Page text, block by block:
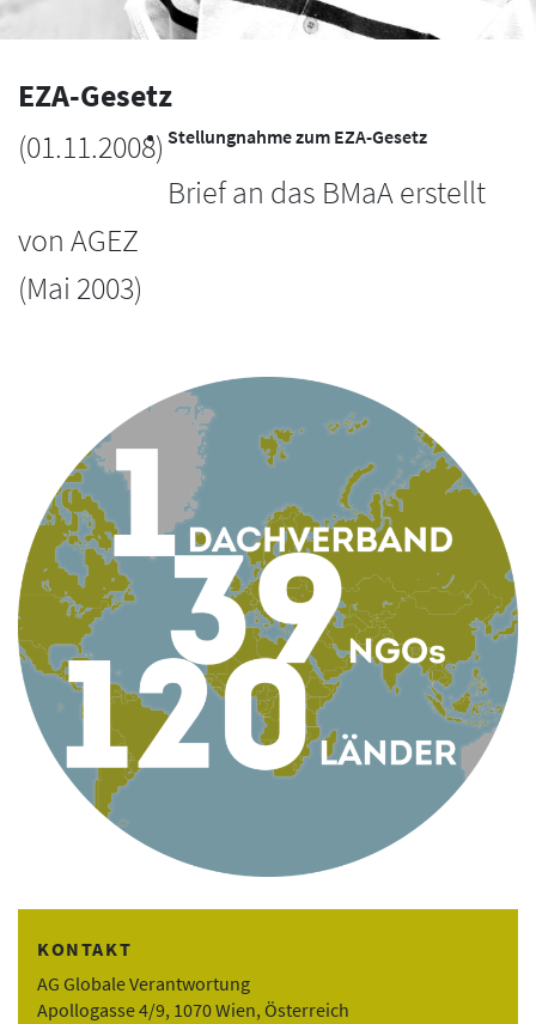
EZA-Gesetz
(01.11.2008) Stellungnahme zum EZA-Gesetz
Brief an das BMaA erstellt
von AGEZ
(Mai 2003)
KONTAKT
AG Globale Verantwortung
Apollogasse 4/9, 1070 Wien, Österreich